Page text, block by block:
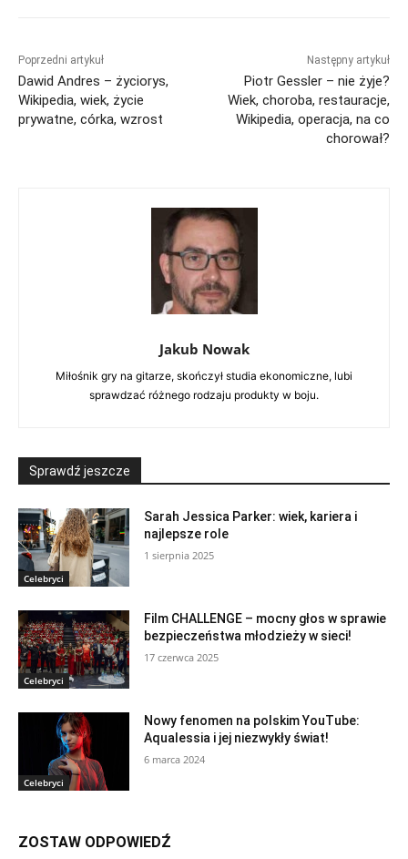
Poprzedni artykuł
Dawid Andres – życiorys,
Wikipedia, wiek, życie
prywatne, córka, wzrost
Następny artykuł
Piotr Gessler – nie żyje?
Wiek, choroba, restauracje,
Wikipedia, operacja, na co
chorował?
Jakub Nowak
Miłośnik gry na gitarze, skończył studia ekonomiczne, lubi
sprawdzać różnego rodzaju produkty w boju.
Sprawdź jeszcze
Celebryci
Sarah Jessica Parker: wiek, kariera i
najlepsze role
1 sierpnia 2025
Celebryci
Film CHALLENGE – mocny głos w sprawie
bezpieczeństwa młodzieży w sieci!
17 czerwca 2025
Celebryci
Nowy fenomen na polskim YouTube:
Aqualessia i jej niezwykły świat!
6 marca 2024
ZOSTAW ODPOWIEDŹ